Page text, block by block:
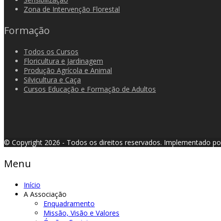
Zona de Intervenção Florestal
Formação
Todos os Cursos
Floricultura e Jardinagem
Produção Agrícola e Animal
Silvicultura e Caça
Cursos Educação e Formação de Adultos
© Copyright 2026 - Todos os direitos reservados. Implementado
Menu
Início
A Associação
Enquadramento
Missão, Visão e Valores